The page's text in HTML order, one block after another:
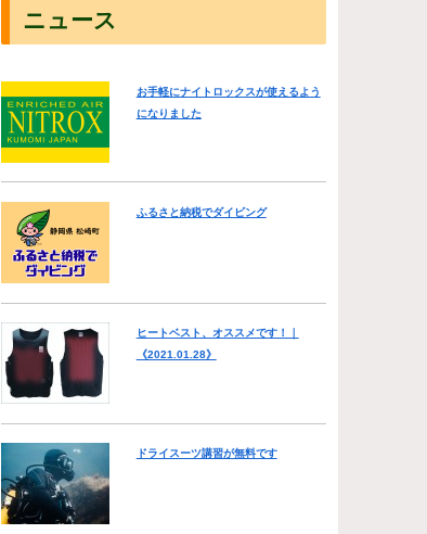
ニュース
お手軽にナイトロックスが使えるよう
になりました
ふるさと納税でダイビング
ヒートベスト、オススメです！｜
《2021.01.28》
ドライスーツ講習が無料です